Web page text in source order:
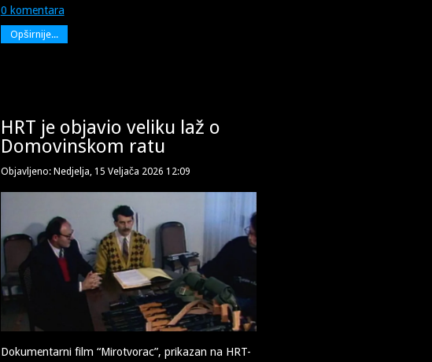
0 komentara
Opširnije...
HRT je objavio veliku laž o
Domovinskom ratu
Objavljeno: Nedjelja, 15 Veljača 2026 12:09
Dokumentarni film “Mirotvorac”, prikazan na HRT-